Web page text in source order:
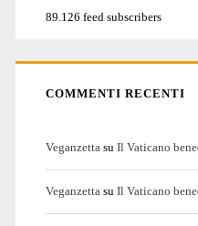
89.126 feed subscribers
COMMENTI RECENTI
Veganzettasu Il Vaticano
Veganzettasu Il Vaticano